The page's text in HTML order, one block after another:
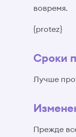
вовремя.
{protez}
Сроки
Лучше
Прежде